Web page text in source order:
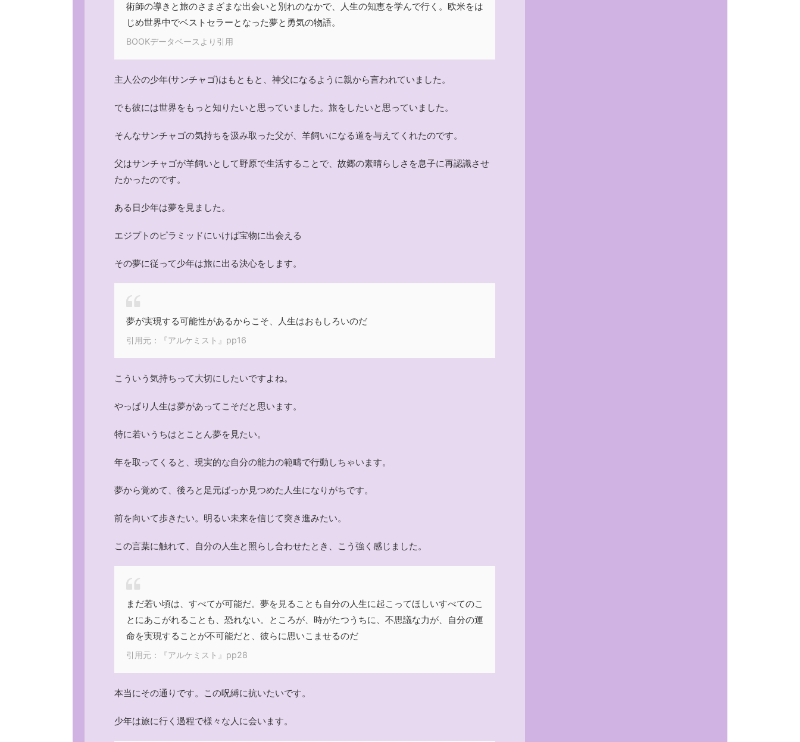
術師の導きと旅のさまざまな出会いと別れのなかで、人生の知恵を学んで行く。欧米をは
じめ世界中でベストセラーとなった夢と勇気の物語。
BOOKデータベースより引用
主人公の少年(サンチャゴ)はもともと、神父になるように親から言われていました。
でも彼には世界をもっと知りたいと思っていました。旅をしたいと思っていました。
そんなサンチャゴの気持ちを汲み取った父が、羊飼いになる道を与えてくれたのです。
父はサンチャゴが羊飼いとして野原で生活することで、故郷の素晴らしさを息子に再認識させ
たかったのです。
ある日少年は夢を見ました。
エジプトのピラミッドにいけば宝物に出会える
その夢に従って少年は旅に出る決心をします。
夢が実現する可能性があるからこそ、人生はおもしろいのだ
引用元：『アルケミスト』pp16
こういう気持ちって大切にしたいですよね。
やっぱり人生は夢があってこそだと思います。
特に若いうちはとことん夢を見たい。
年を取ってくると、現実的な自分の能力の範疇で行動しちゃいます。
夢から覚めて、後ろと足元ばっか見つめた人生になりがちです。
前を向いて歩きたい。明るい未来を信じて突き進みたい。
この言葉に触れて、自分の人生と照らし合わせたとき、こう強く感じました。
まだ若い頃は、すべてが可能だ。夢を見ることも自分の人生に起こってほしいすべてのこ
とにあこがれることも、恐れない。ところが、時がたつうちに、不思議な力が、自分の運
命を実現することが不可能だと、彼らに思いこませるのだ
引用元：『アルケミスト』pp28
本当にその通りです。この呪縛に抗いたいです。
少年は旅に行く過程で様々な人に会います。